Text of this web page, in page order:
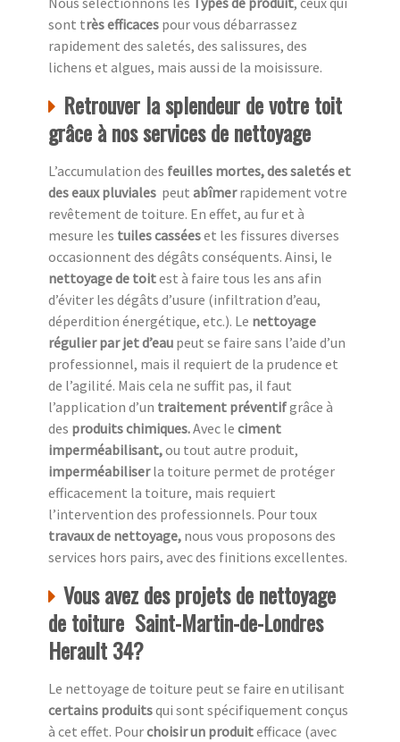
sont très efficaces pour vous débarrassez
rapidement des saletés, des salissures, des
lichens et algues, mais aussi de la moisissure.
Retrouver la splendeur de votre toit
grâce à nos services de nettoyage
L’accumulation des feuilles mortes, des saletés et
des eaux pluviales peut abîmerrapidement votre
revêtement de toiture. En effet, au fur et à
mesure les tuiles casséeset les fissures diverses
occasionnent des dégâts conséquents. Ainsi, le
nettoyage de toitest à faire tous les ans afin
d’éviter les dégâts d’usure (infiltration d’eau,
déperdition énergétique, etc.). Le nettoyage
régulier par jet d’eau peut se faire sans l’aide d’un
professionnel, mais il requiert de la prudence et
de l’agilité. Mais cela ne suffit pas, il faut
l’application d’un traitement préventifgrâce à
des produits chimiques.Avec le ciment
imperméabilisant,ou tout autre produit,
imperméabiliserla toiture permet de protéger
efficacement la toiture, mais requiert
l’intervention des professionnels. Pour toux
travaux de nettoyage, nous vous proposons des
services hors pairs, avec des finitions excellentes.
Vous avez des projets de nettoyage
de toiture Saint-Martin-de-Londres
Herault 34?
Le nettoyage de toiture peut se faire en utilisant
certains produitsqui sont spécifiquement conçus
à cet effet. Pourchoisir un produitefficace (avec